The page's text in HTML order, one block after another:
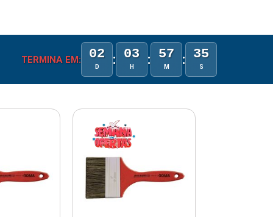
TERMINA EM: 02
D : 03
H : 57
M : 34
S